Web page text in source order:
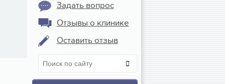
Задать вопрос
Отзывы о клинике
Оставить отзыв